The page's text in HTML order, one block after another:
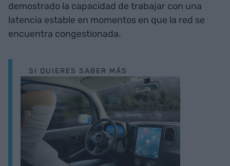
demostrado la capacidad de trabajar con una
latencia estable en momentos en que la red se
encuentra congestionada.
SI QUIERES SABER MÁS